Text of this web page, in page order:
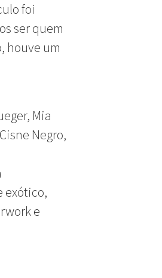
foi
ser quem
houve um
Mia
Negro,
exótico,
e